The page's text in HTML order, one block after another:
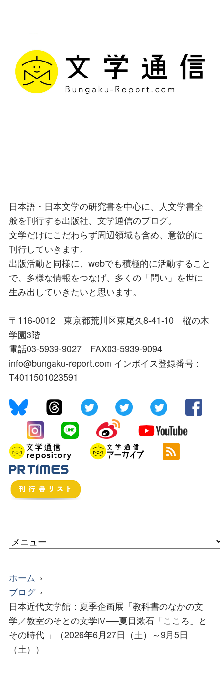
日本語・日本文学の研究書を中心に、人文学書全
般を刊行する出版社、文学通信のブログ。
文学だけにこだわらず周辺領域も含め、意欲的に
刊行していきます。
出版活動と同様に、webでも積極的に活動すること
で、多様な情報をつなげ、多くの「問い」を世に
生み出していきたいと思います。
〒116-0012 東京都荒川区東尾久8-41-10 樅の木
学園3階
電話03-5939-9027 FAX03-5939-9094
info@bungaku-report.com インボイス登録番号：
T4011501023591
ホーム
ブログ
日本近代文学館：夏季企画展「教科書のなかの文
学／教室のそとの文学Ⅳ──夏目漱石「こころ」と
その時代 」（2026年6月27日（土）～9月5日
（土））